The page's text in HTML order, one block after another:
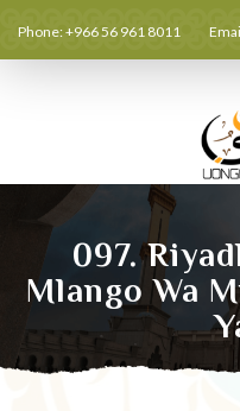
Phone: +966 56 961 8011
097.
Mlango Wa